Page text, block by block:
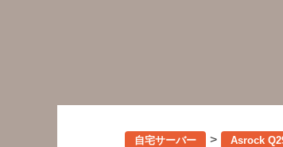
自宅サーバー > Asrock